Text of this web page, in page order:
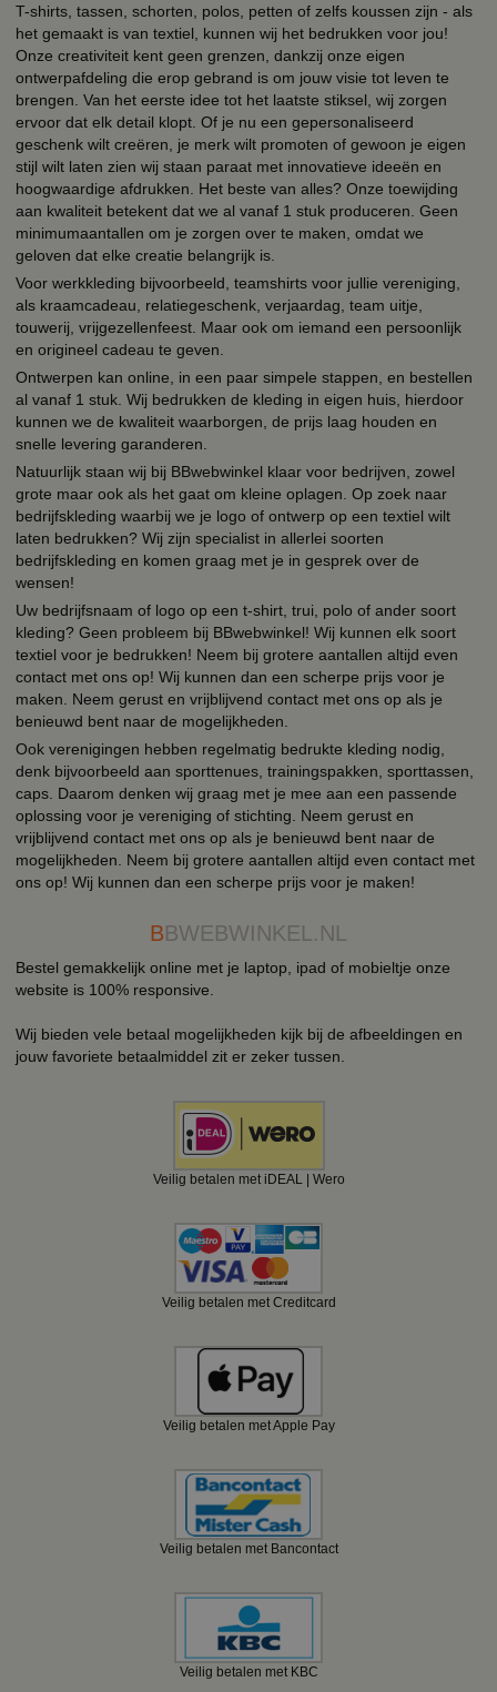
T-shirts, tassen, schorten, polos, petten of zelfs koussen zijn - als
het gemaakt is van textiel, kunnen wij het bedrukken voor jou!
Onze creativiteit kent geen grenzen, dankzij onze eigen
ontwerpafdeling die erop gebrand is om jouw visie tot leven te
brengen. Van het eerste idee tot het laatste stiksel, wij zorgen
ervoor dat elk detail klopt. Of je nu een gepersonaliseerd
geschenk wilt creëren, je merk wilt promoten of gewoon je eigen
stijl wilt laten zien wij staan paraat met innovatieve ideeën en
hoogwaardige afdrukken. Het beste van alles? Onze toewijding
aan kwaliteit betekent dat we al vanaf 1 stuk produceren. Geen
minimumaantallen om je zorgen over te maken, omdat we
geloven dat elke creatie belangrijk is.
Voor werkkleding bijvoorbeeld, teamshirts voor jullie vereniging,
als kraamcadeau, relatiegeschenk, verjaardag, team uitje,
touwerij, vrijgezellenfeest. Maar ook om iemand een persoonlijk
en origineel cadeau te geven.
Ontwerpen kan online, in een paar simpele stappen, en bestellen
al vanaf 1 stuk. Wij bedrukken de kleding in eigen huis, hierdoor
kunnen we de kwaliteit waarborgen, de prijs laag houden en
snelle levering garanderen.
Natuurlijk staan wij bij BBwebwinkel klaar voor bedrijven, zowel
grote maar ook als het gaat om kleine oplagen. Op zoek naar
bedrijfskleding waarbij we je logo of ontwerp op een textiel wilt
laten bedrukken? Wij zijn specialist in allerlei soorten
bedrijfskleding en komen graag met je in gesprek over de
wensen!
Uw bedrijfsnaam of logo op een t-shirt, trui, polo of ander soort
kleding? Geen probleem bij BBwebwinkel! Wij kunnen elk soort
textiel voor je bedrukken! Neem bij grotere aantallen altijd even
contact met ons op! Wij kunnen dan een scherpe prijs voor je
maken. Neem gerust en vrijblijvend contact met ons op als je
benieuwd bent naar de mogelijkheden.
Ook verenigingen hebben regelmatig bedrukte kleding nodig,
denk bijvoorbeeld aan sporttenues, trainingspakken, sporttassen,
caps. Daarom denken wij graag met je mee aan een passende
oplossing voor je vereniging of stichting. Neem gerust en
vrijblijvend contact met ons op als je benieuwd bent naar de
mogelijkheden. Neem bij grotere aantallen altijd even contact met
ons op! Wij kunnen dan een scherpe prijs voor je maken!
BBWEBWINKEL.NL
Bestel gemakkelijk online met je laptop, ipad of mobieltje onze
website is 100% responsive.
Wij bieden vele betaal mogelijkheden kijk bij de afbeeldingen en
jouw favoriete betaalmiddel zit er zeker tussen.
Veilig betalen met iDEAL | Wero
Veilig betalen met Creditcard
Veilig betalen met Apple Pay
Veilig betalen met Bancontact
Veilig betalen met KBC